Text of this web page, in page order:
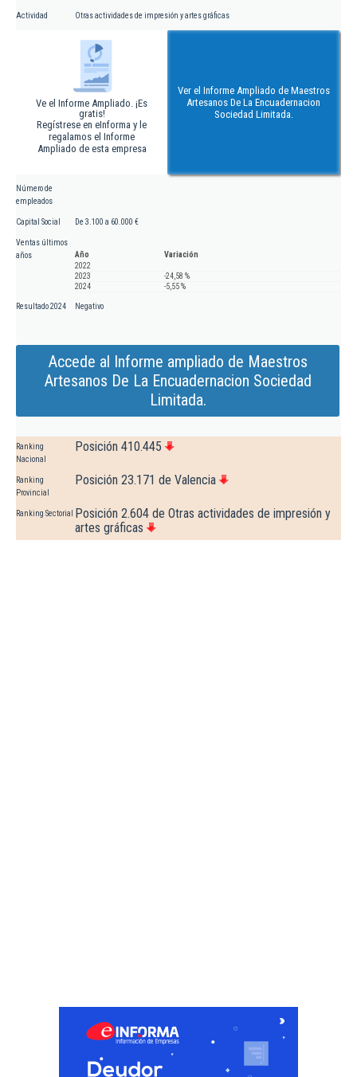
Actividad Otras actividades de impresión y artes gráficas
Ve el Informe Ampliado. ¡Es
gratis!
Regístrese en eInforma y le
regalamos el Informe
Ampliado de esta empresa
Ver el Informe Ampliado de Maestros
Artesanos De La Encuadernacion
Sociedad Limitada.
Número de
empleados
Capital Social De 3.100 a 60.000 €
Ventas últimos
años
Año
Variación
2022
2023
-24,58 %
2024
-5,55 %
Resultado 2024 Negativo
Accede al Informe ampliado de Maestros
Artesanos De La Encuadernacion Sociedad
Limitada.
Ranking
Nacional
Posición 410.445
Ranking
Provincial
Posición 23.171 de Valencia
Ranking Sectorial
Posición 2.604 de Otras actividades de impresión y
artes gráficas